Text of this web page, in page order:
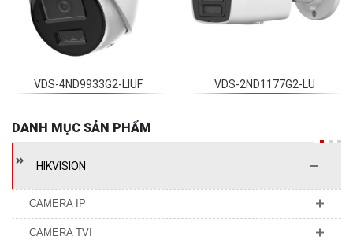
VDS-4ND9933G2-LIUF VDS-2ND1177G2-LU
DANH MỤC SẢN PHẨM
HIKVISION
CAMERA IP
CAMERA TVI